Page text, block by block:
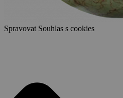
Spravovat Souhlas s cookies